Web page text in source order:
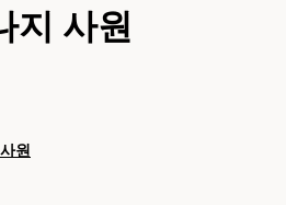
지 사원
원